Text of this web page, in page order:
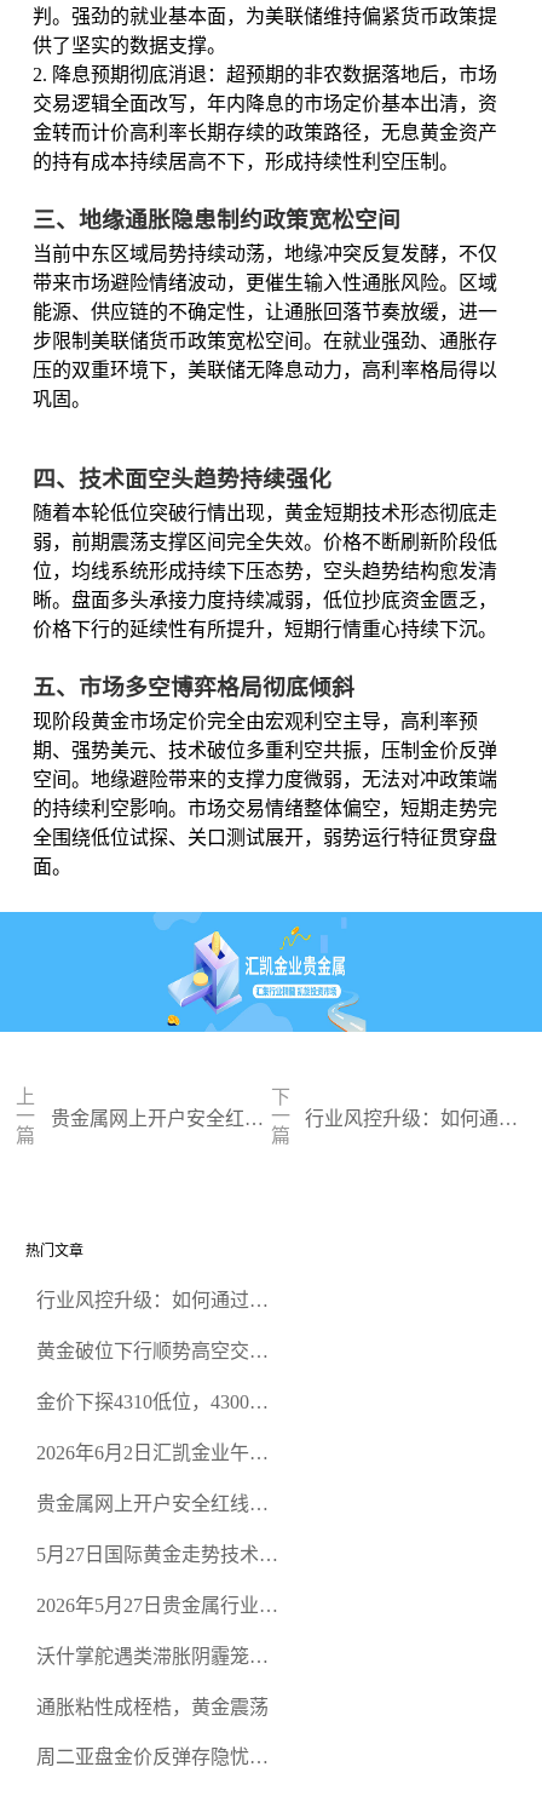
判。强劲的就业基本面，为美联储维持偏紧货币政策提
供了坚实的数据支撑。
2. 降息预期彻底消退：超预期的非农数据落地后，市场
交易逻辑全面改写，年内降息的市场定价基本出清，资
金转而计价高利率长期存续的政策路径，无息黄金资产
的持有成本持续居高不下，形成持续性利空压制。
三、地缘通胀隐患制约政策宽松空间
当前中东区域局势持续动荡，地缘冲突反复发酵，不仅
带来市场避险情绪波动，更催生输入性通胀风险。区域
能源、供应链的不确定性，让通胀回落节奏放缓，进一
步限制美联储货币政策宽松空间。在就业强劲、通胀存
压的双重环境下，美联储无降息动力，高利率格局得以
巩固。
四、技术面空头趋势持续强化
随着本轮低位突破行情出现，黄金短期技术形态彻底走
弱，前期震荡支撑区间完全失效。价格不断刷新阶段低
位，均线系统形成持续下压态势，空头趋势结构愈发清
晰。盘面多头承接力度持续减弱，低位抄底资金匮乏，
价格下行的延续性有所提升，短期行情重心持续下沉。
五、市场多空博弈格局彻底倾斜
现阶段黄金市场定价完全由宏观利空主导，高利率预
期、强势美元、技术破位多重利空共振，压制金价反弹
空间。地缘避险带来的支撑力度微弱，无法对冲政策端
的持续利空影响。市场交易情绪整体偏空，短期走势完
全围绕低位试探、关口测试展开，弱势运行特征贯穿盘
面。
上
一
篇
贵金属网上开户安全红
下
一
篇
行业风控升级：如何通过
热门文章
行业风控升级：如何通过正
规黄金开户交易平台？
黄金破位下行顺势高空交易
金价下探4310低位，4300关
2026年6月2日汇凯金业午盘
空头清算算法如何布防？
贵金属网上开户安全红线：
恶意洗盘陷阱
5月27日国际黄金走势技术盘
规黄金平台全方位行情解析
2026年5月27日贵金属行业新
正规贵金属开户平台迎开户
热潮
沃什掌舵遇类滞胀阴霾笼
通胀粘性成桎梏，黄金震荡
周二亚盘金价反弹存隐忧，